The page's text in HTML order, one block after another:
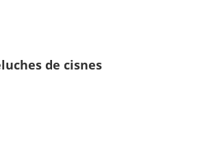
de cisnes